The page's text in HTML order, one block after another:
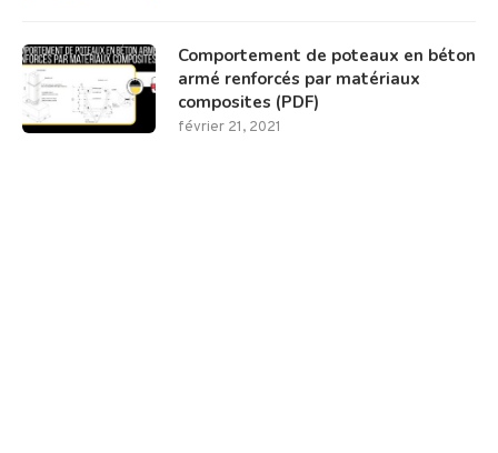
Comportement de poteaux en béton
armé renforcés par matériaux
composites (PDF)
février 21, 2021